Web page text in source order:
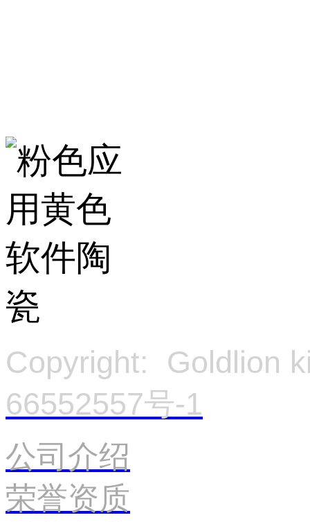
Copyright:
66552557号-1
公司介绍
荣誉资质